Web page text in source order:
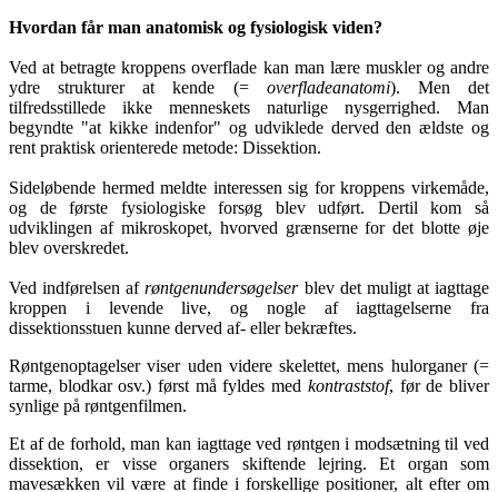
Hvordan får man anatomisk og fysiologisk viden?
Ved at betragte kroppens overflade kan man lære muskler og andre
ydre strukturer at kende (= overfladeanatomi). Men det
tilfredsstillede ikke menneskets naturlige nysgerrighed. Man
begyndte "at kikke indenfor" og udviklede derved den ældste og
rent praktisk orienterede metode: Dissektion.
Sideløbende hermed meldte interessen sig for kroppens virkemåde,
og de første fysiologiske forsøg blev udført. Dertil kom så
udviklingen af mikroskopet, hvorved grænserne for det blotte øje
blev overskredet.
Ved indførelsen afrøntgenundersøgelserblev det muligt at iagttage
kroppen i levende live, og nogle af iagttagelserne fra
dissektionsstuen kunne derved af- eller bekræftes.
Røntgenoptagelser viser uden videre skelettet, mens hulorganer (=
tarme, blodkar osv.) først må fyldes med kontraststof, før de bliver
synlige på røntgenfilmen.
Et af de forhold, man kan iagttage ved røntgen i modsætning til ved
dissektion, er visse organers skiftende lejring. Et organ som
mavesækken vil være at finde i forskellige positioner, alt efter om